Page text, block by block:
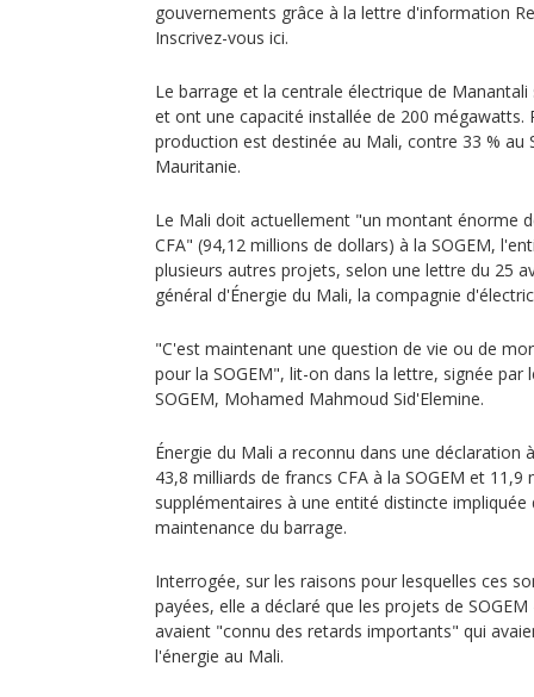
gouvernements grâce à la lettre d'information
Inscrivez-vous ici.
Le barrage et la centrale électrique de
et ont une capacité installée de 200 mégawatts.
production est destinée au Mali, contre 33 % au
Mauritanie.
Le Mali doit actuellement "un montant énorme
CFA" (94,12 millions de dollars) à la SOGEM,
plusieurs autres projets, selon une lettre du 25
général d'Énergie du Mali, la compagnie
"C'est maintenant une question de vie ou de
pour la SOGEM", lit-on dans la lettre, signée par
SOGEM, Mohamed Mahmoud Sid'Elemine.
Énergie du Mali a reconnu dans une déclaration
43,8 milliards de francs CFA à la SOGEM et 11,9
supplémentaires à une entité distincte
maintenance du barrage.
Interrogée, sur les raisons pour lesquelles ces
payées, elle a déclaré que les projets de
avaient "connu des retards importants" qui
l'énergie au Mali.